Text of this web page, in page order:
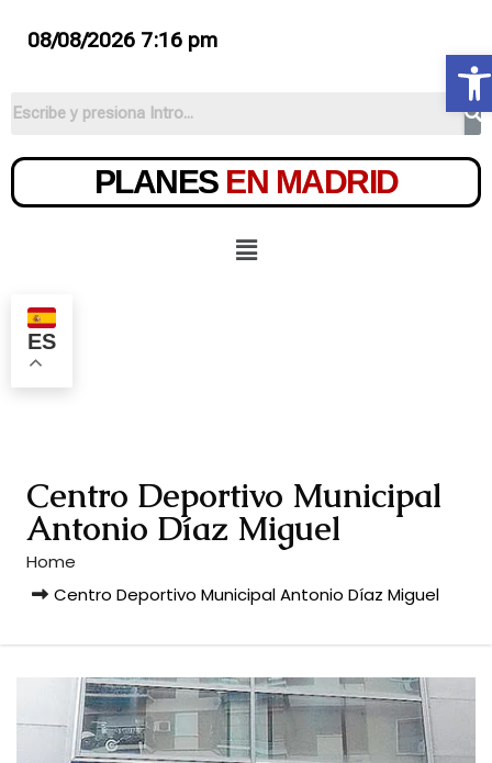
08/08/2026 7:16 pm
PLANES EN MADRID
ES
Centro Deportivo Municipal
Antonio Díaz Miguel
Home
Centro Deportivo Municipal Antonio Díaz Miguel